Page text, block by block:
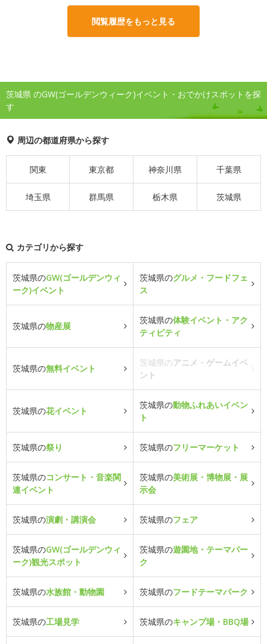
閲覧履歴をもっと見る
茨城県 のGW(ゴールデンウィーク)イベント・おでかけスポットを探
す
周辺の都道府県から探す
関東 東京都 神奈川県 千葉県
埼玉県 群馬県 栃木県 茨城県
カテゴリから探す
茨城県のGW(ゴールデンウィ
ーク)イベント
茨城県のグルメ・フードフェ
ス
茨城県の物産展
茨城県の体験イベント・アク
ティビティ
茨城県の無料イベント
茨城県のアニメ・ゲームイベ
ント
茨城県の花イベント
茨城県の動物ふれあいイベン
ト
茨城県の祭り 茨城県のフリーマーケット
茨城県のコンサート・音楽関
連イベント
茨城県の美術展・博物展・展
示会
茨城県の演劇・講演会 茨城県のフェア
茨城県のGW(ゴールデンウィ
ーク)観光スポット
茨城県の遊園地・テーマパー
ク
茨城県の水族館・動物園 茨城県のフードテーマパーク
茨城県の工場見学 茨城県のキャンプ場・BBQ場